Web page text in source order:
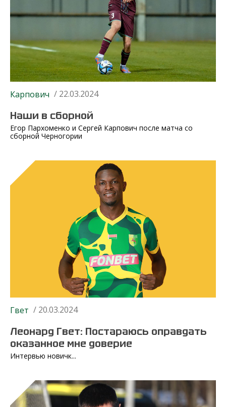
Карпович / 22.03.2024
Наши в сборной
Егор Пархоменко и Сергей Карпович после матча со
сборной Черногории
Гвет / 20.03.2024
Леонард Гвет: Постараюсь оправдать
оказанное мне доверие
Интервью новичк...